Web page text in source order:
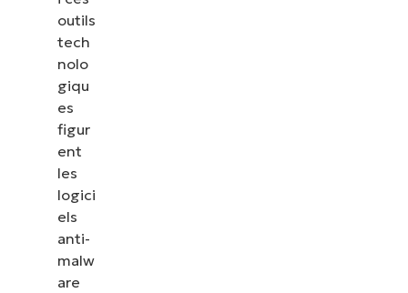
outils
tech
nolo
giqu
es
figur
ent
les
logici
els
anti-
malw
are